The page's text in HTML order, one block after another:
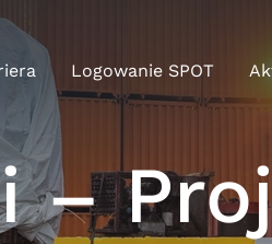
Logowanie SPOT
–